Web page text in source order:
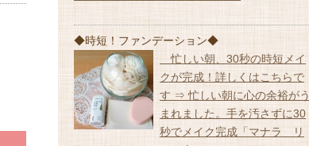
◆時短！ファンデーション◆
忙しい朝、30秒の時短メイ
クが完成！詳しくはこちらで
す ⇒ 忙しい朝に心の余裕がう
まれました。手を汚さずに30
秒でメイク完成「マナラ リ